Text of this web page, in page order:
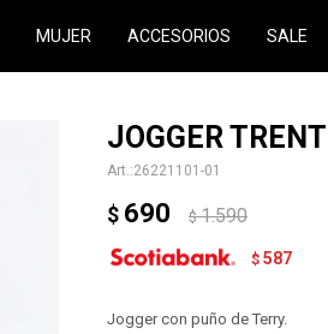
MUJER ACCESORIOS SALE
JOGGER
26221101-01
$ 690 $ 1.590
$ 587
Jogger con puño de Terry.